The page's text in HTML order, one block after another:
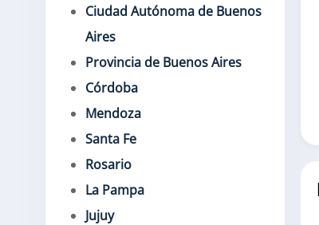
Ciudad Autónoma de Buenos
Aires
Provincia de Buenos Aires
Córdoba
Mendoza
Santa Fe
Rosario
La Pampa
Jujuy